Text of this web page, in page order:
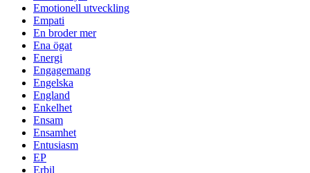
Emotionell utveckling
Empati
En broder mer
Ena ögat
Energi
Engagemang
Engelska
England
Enkelhet
Ensam
Ensamhet
Entusiasm
EP
Erbil